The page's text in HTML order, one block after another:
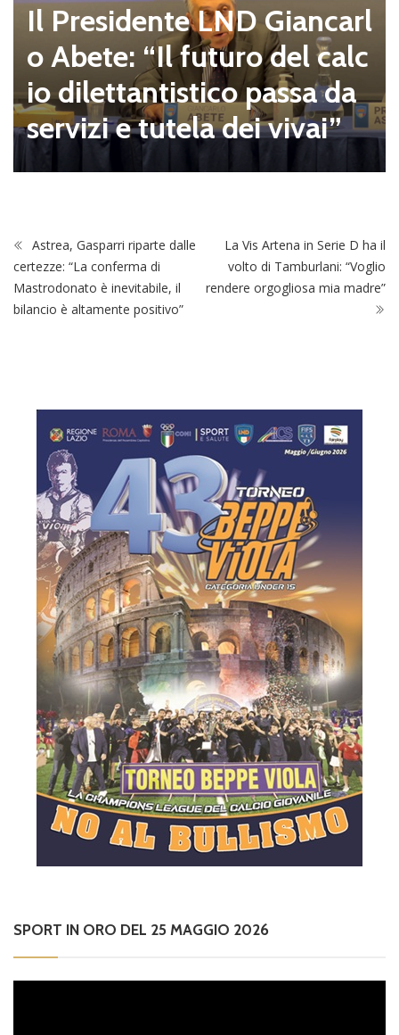
Il Presidente LND Giancarl
o Abete: “Il futuro del calc
io dilettantistico passa da
servizi e tutela dei vivai”
Astrea, Gasparri riparte dalle
certezze: “La conferma di
Mastrodonato è inevitabile, il
bilancio è altamente positivo”
La Vis Artena in Serie D ha il
volto di Tamburlani: “Voglio
rendere orgogliosa mia madre”
SPORT IN ORO DEL 25 MAGGIO 2026